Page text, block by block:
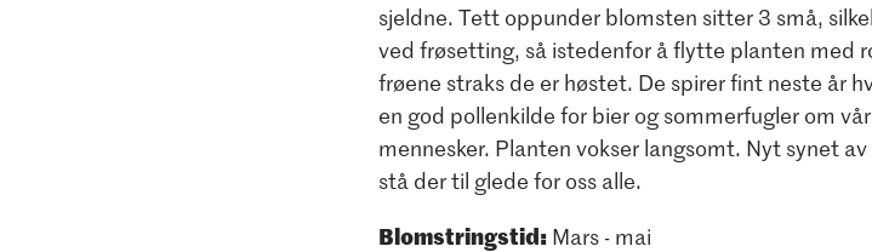
sjeldne. Tett oppunder blomsten sitter 3 små,
ved frøsetting, så istedenfor å flytte planten med
frøene straks de er høstet. De spirer fint neste år
en god pollenkilde for bier og sommerfugler om
mennesker. Planten vokser langsomt. Nyt synet
stå der til glede for oss alle.
Blomstringstid: Mars - mai